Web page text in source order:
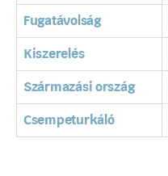
Fugatávolság
Kiszerelés
Származási ország
Csempeturkáló